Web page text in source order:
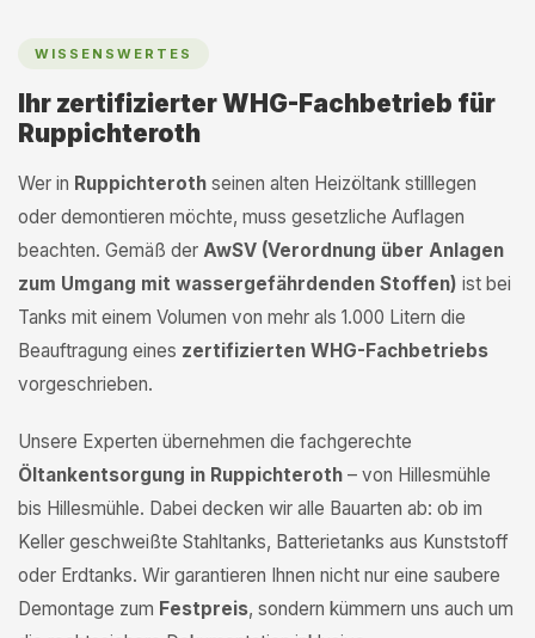
WISSENSWERTES
Ihr zertifizierter WHG-Fachbetrieb für
Ruppichteroth
Wer in Ruppichteroth seinen alten Heizöltank stilllegen
oder demontieren möchte, muss gesetzliche Auflagen
beachten. Gemäß der AwSV (Verordnung über Anlagen
zum Umgang mit wassergefährdenden Stoffen) ist bei
Tanks mit einem Volumen von mehr als 1.000 Litern die
Beauftragung eines zertifizierten WHG-Fachbetriebs
vorgeschrieben.
Unsere Experten übernehmen die fachgerechte
Öltankentsorgung in Ruppichteroth – von Hillesmühle
bis Hillesmühle. Dabei decken wir alle Bauarten ab: ob im
Keller geschweißte Stahltanks, Batterietanks aus Kunststoff
oder Erdtanks. Wir garantieren Ihnen nicht nur eine saubere
Demontage zum Festpreis, sondern kümmern uns auch um